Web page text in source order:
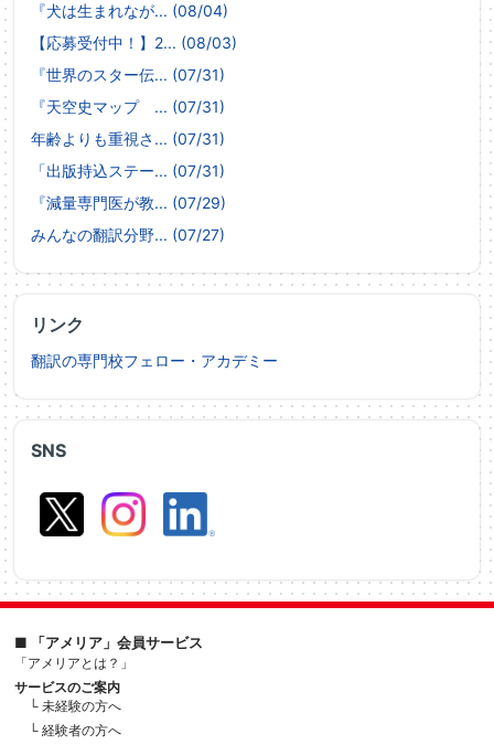
SNS
『犬は生まれなが... (08/04)
【応募受付中！】2... (08/03)
『世界のスター伝... (07/31)
『天空史マップ ... (07/31)
年齢よりも重視さ... (07/31)
「出版持込ステー... (07/31)
『減量専門医が教... (07/29)
みんなの翻訳分野... (07/27)
リンク
翻訳の専門校フェロー・アカデミー
■ 「アメリア」会員サービス
「アメリアとは？」
サービスのご案内
└ 未経験の方へ
└ 経験者の方へ